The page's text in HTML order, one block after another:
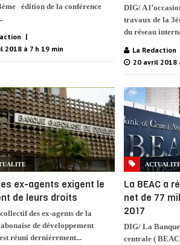
édition de la conférence
2018 à 7 h 19 min
DIG/ A
travaux de la
du réseau
La Redaction
20 avril 2018
ex-agents exigent le
de leurs droits
des ex-agents de la
de développement
réuni dernièrement...
La BEAC a
net de 77
2017
DIG/ La
centrale (